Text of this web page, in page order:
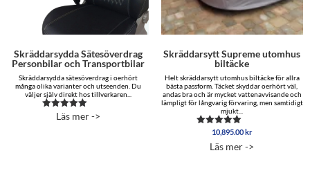
Skräddarsydda Sätesöverdrag
Personbilar och Transportbilar
Skräddarsydda sätesöverdrag i oerhört
många olika varianter och utseenden. Du
väljer själv direkt hos tillverkaren...
Betygsatt
Läs mer ->
Skräddarsytt Supreme utomhus
biltäcke
Helt skräddarsytt utomhus biltäcke för allra
bästa passform. Täcket skyddar oerhört väl,
andas bra och är mycket vattenavvisande och
lämpligt för långvarig förvaring, men samtidigt
mjukt...
Betygsatt
av 5
10,895.00kr
Läs mer ->